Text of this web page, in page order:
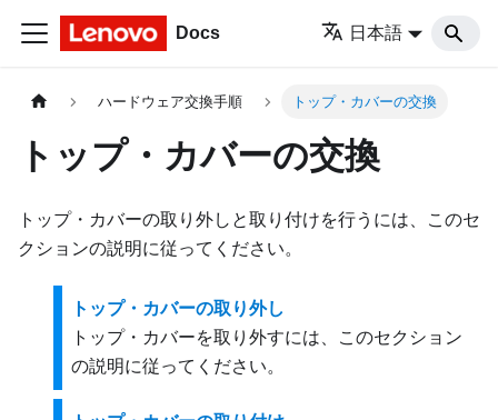
Docs 日本語
ハードウェア交換手順 トップ・カバーの交換
トップ・カバーの交換
トップ・カバーの取り外しと取り付けを行うには、このセ
クションの説明に従ってください。
トップ・カバーの取り外し
トップ・カバーを取り外すには、このセクション
の説明に従ってください。